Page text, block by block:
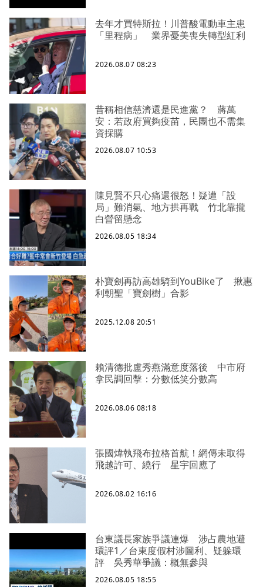
去年才買特斯拉！川普酸電動車主患
「里程病」 業界憂美喪失轉型紅利
2026.08.07 08:23
昔稱相信慈濟還是民進黨？ 蔣萬
安：若政府買夠疫苗，民團也不需集
資採購
2026.08.07 10:53
陳見賢不只心痛還很怒！疑遭「設
局」難消氣、地方拱再戰 竹北靠攏
白營留懸念
2026.08.05 18:34
朴寶劍再訪高雄騎到YouBike了 揪惠
利朝聖「寶劍樹」合影
2025.12.08 20:51
賴清德批盧秀燕滿意度落後 中市府
拿民調回擊：分數低笑分數高
2026.08.06 08:18
張國煒執飛布拉格首航！網傳未取得
飛越許可、繞行 星宇回應了
2026.08.02 16:16
台東議長家族爭議連爆 涉占農地避
環評1／台東度假村涉圖利、疑躲環
評 吳秀華爭議：概無參與
2026.08.05 18:55